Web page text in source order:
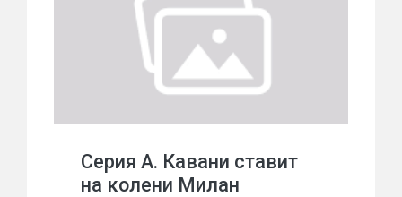
Серия А. Кавани ставит
на колени Милан